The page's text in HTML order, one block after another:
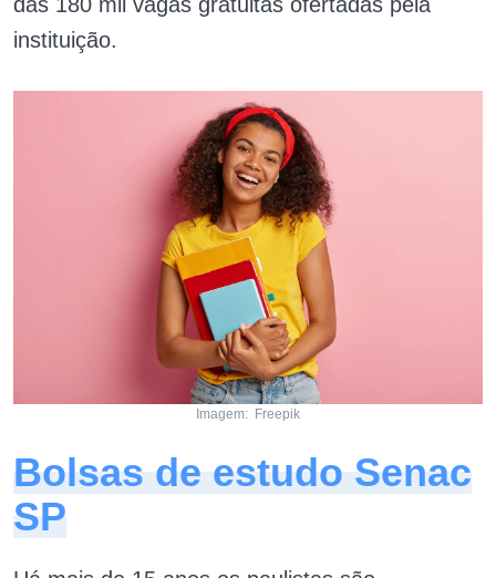
instituição.
Imagem: Freepik
Bolsas de estudo Senac
SP